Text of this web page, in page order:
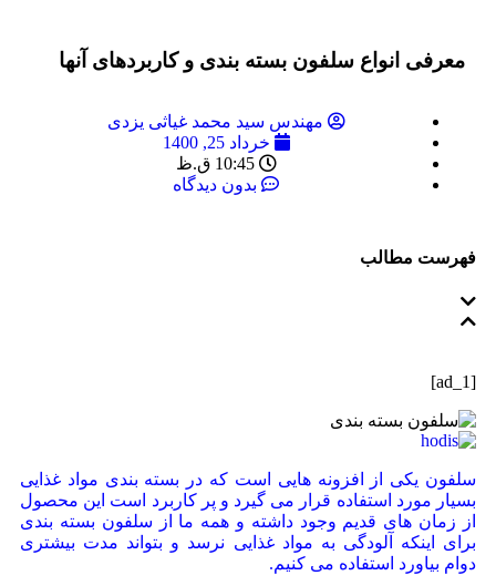
معرفی انواع سلفون بسته بندی و کاربردهای آنها
مهندس سید محمد غیاثی یزدی
خرداد 25, 1400
10:45 ق.ظ
بدون دیدگاه
فهرست مطالب
[ad_1]
سلفون یکی از افزونه هایی است که در بسته بندی مواد غذایی
بسیار مورد استفاده قرار می گیرد و پر کاربرد است این محصول
از زمان های قدیم وجود داشته و همه ما از سلفون بسته بندی
برای اینکه آلودگی به مواد غذایی نرسد و بتواند مدت بیشتری
دوام بیاورد استفاده می کنیم.